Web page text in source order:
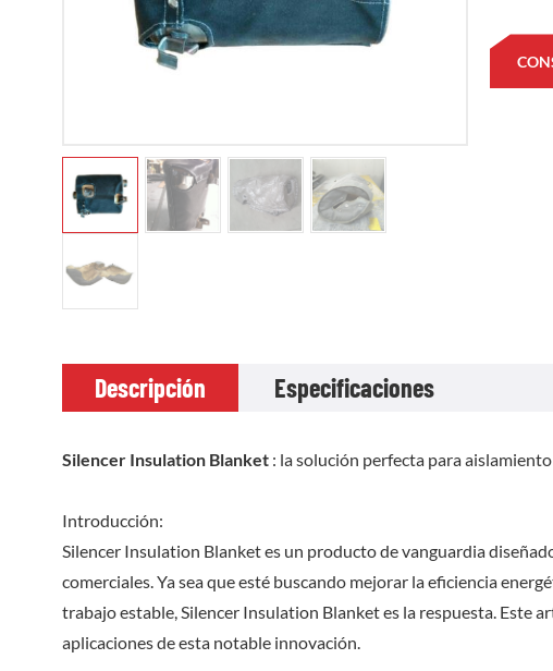
Descripción Especificaciones
Silencer Insulation Blanket : la solución perfecta para
Introducción:
Silencer Insulation Blanket es un producto de vanguardia
comerciales. Ya sea que esté buscando mejorar la eficiencia
trabajo estable, Silencer Insulation Blanket es la respuesta. Este
aplicaciones de esta notable innovación.